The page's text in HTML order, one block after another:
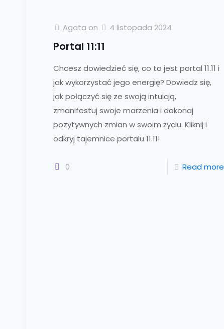
Agata on 4 listopada 2024
Portal 11:11
Chcesz dowiedzieć się, co to jest portal 11.11 i
jak wykorzystać jego energię? Dowiedz się,
jak połączyć się ze swoją intuicją,
zmanifestuj swoje marzenia i dokonaj
pozytywnych zmian w swoim życiu. Kliknij i
odkryj tajemnice portalu 11.11!
0 Read more